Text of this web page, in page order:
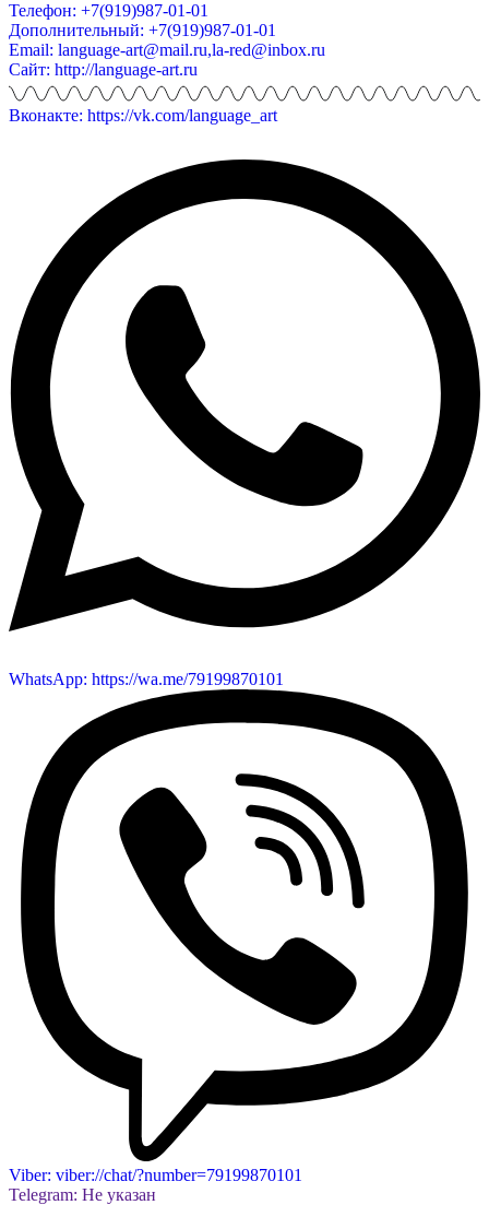
Телефон: +7(919)987-01-01
Дополнительный: +7(919)987-01-01
Email: language-art@mail.ru,la-red@inbox.ru
Сайт: http://language-art.ru
Вконакте: https://vk.com/language_art
WhatsApp: https://wa.me/79199870101
Viber: viber://chat/?number=79199870101
Telegram: Не указан